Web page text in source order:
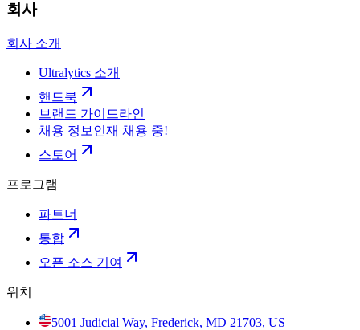
회사
회사 소개
Ultralytics 소개
핸드북
브랜드 가이드라인
채용 정보 인재 채용 중!
스토어
프로그램
파트너
통합
오픈 소스 기여
위치
5001 Judicial Way, Frederick, MD 21703, US